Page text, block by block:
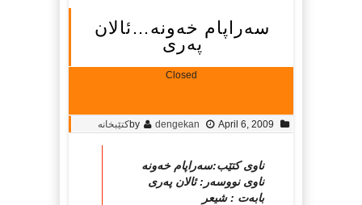
سه‌راپام خه‌ونه‌…ئالان
په‌ری
Closed
by dengekan April 6, 2009 کتێبخانە
ناوی کتێب:سه‌راپام خه‌ونه‌
ناوی نووسه‌ر: ئالان په‌ری
بابه‌ت : شیعر